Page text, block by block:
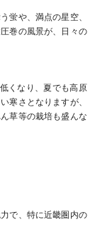
蛍や、満点の星空、
巻の風景が、日々の
くなり、夏でも高原
寒さとなりますが、
草等の栽培も盛んな
で、特に近畿圏内の